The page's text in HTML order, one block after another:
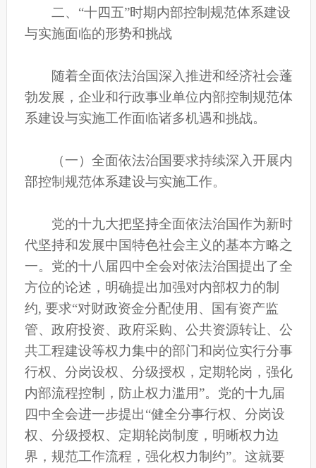
二、“十四五”时期内部控制规范体系建设
与实施面临的形势和挑战
随着全面依法治国深入推进和经济社会蓬
勃发展，企业和行政事业单位内部控制规范体
系建设与实施工作面临诸多机遇和挑战。
（一）全面依法治国要求持续深入开展内
部控制规范体系建设与实施工作。
党的十九大把坚持全面依法治国作为新时
代坚持和发展中国特色社会主义的基本方略之
一。党的十八届四中全会对依法治国提出了全
方位的论述，明确提出加强对内部权力的制
约, 要求“对财政资金分配使用、国有资产监
管、政府投资、政府采购、公共资源转让、公
共工程建设等权力集中的部门和岗位实行分事
行权、分岗设权、分级授权，定期轮岗，强化
内部流程控制，防止权力滥用”。党的十九届
四中全会进一步提出“健全分事行权、分岗设
权、分级授权、定期轮岗制度，明晰权力边
界，规范工作流程，强化权力制约”。这就要